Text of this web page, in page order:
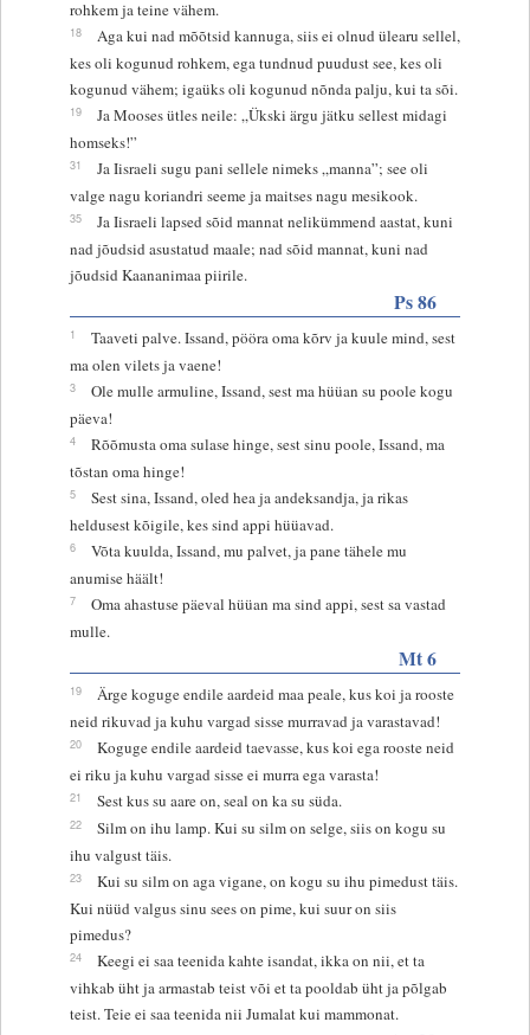
rohkem ja teine vähem.
18
Aga kui nad mõõtsid kannuga, siis ei olnud ülearu sellel,
kes oli kogunud rohkem, ega tundnud puudust see, kes oli
kogunud vähem; igaüks oli kogunud nõnda palju, kui ta sõi.
19
Ja Mooses ütles neile: „Ükski ärgu jätku sellest midagi
homseks!”
31
Ja Iisraeli sugu pani sellele nimeks „manna”; see oli
valge nagu koriandri seeme ja maitses nagu mesikook.
35
Ja Iisraeli lapsed sõid mannat nelikümmend aastat, kuni
nad jõudsid asustatud maale; nad sõid mannat, kuni nad
jõudsid Kaananimaa piirile.
Ps 86
1
Taaveti palve. Issand, pööra oma kõrv ja kuule mind, sest
ma olen vilets ja vaene!
3
Ole mulle armuline, Issand, sest ma hüüan su poole kogu
päeva!
4
Rõõmusta oma sulase hinge, sest sinu poole, Issand, ma
tõstan oma hinge!
5
Sest sina, Issand, oled hea ja andeksandja, ja rikas
heldusest kõigile, kes sind appi hüüavad.
6
Võta kuulda, Issand, mu palvet, ja pane tähele mu
anumise häält!
7
Oma ahastuse päeval hüüan ma sind appi, sest sa vastad
mulle.
Mt 6
19
Ärge koguge endile aardeid maa peale, kus koi ja rooste
neid rikuvad ja kuhu vargad sisse murravad ja varastavad!
20
Koguge endile aardeid taevasse, kus koi ega rooste neid
ei riku ja kuhu vargad sisse ei murra ega varasta!
21 Sest kus su aare on, seal on ka su süda.
22
Silm on ihu lamp. Kui su silm on selge, siis on kogu su
ihu valgust täis.
23
Kui su silm on aga vigane, on kogu su ihu pimedust täis.
Kui nüüd valgus sinu sees on pime, kui suur on siis
pimedus?
24
Keegi ei saa teenida kahte isandat, ikka on nii, et ta
vihkab üht ja armastab teist või et ta pooldab üht ja põlgab
teist. Teie ei saa teenida nii Jumalat kui mammonat.